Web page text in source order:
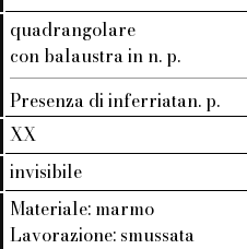
quadrangolare
con balaustra in n. p.
Presenza di inferriatan. p.
XX
invisibile
Materiale: marmo
Lavorazione: smussata